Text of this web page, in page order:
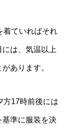
着ていればそれ
は、気温以上
あります。
方17時前後には
基準に服装を決